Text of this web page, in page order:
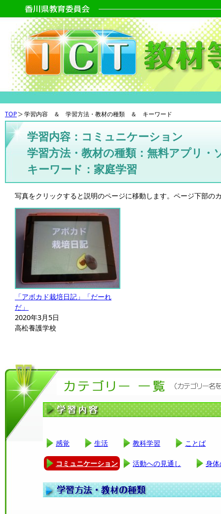
TOP 学習内容 ＆ 学習方法・教材の種類 ＆ キーワード
学習内容：コミュニケーション
学習方法・教材の種類：無料アプリ・
キーワード：家庭学習
写真をクリックすると説明のページに移動します。ページ下部
「アボカド栽培日記」「だーれ
だ」
2020年3月5日
高松養護学校
感覚 生活 教科学習 ことば
コミュニケーション 活動への見通し 身